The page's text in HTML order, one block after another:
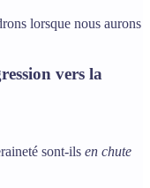
lorsque nous aurons
vers la
sont-ils en chute